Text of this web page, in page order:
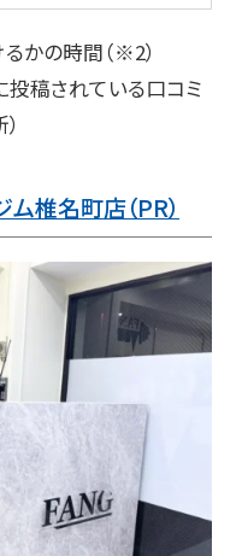
かの時間（※2）
稿されている口コミ
椎名町店（PR）